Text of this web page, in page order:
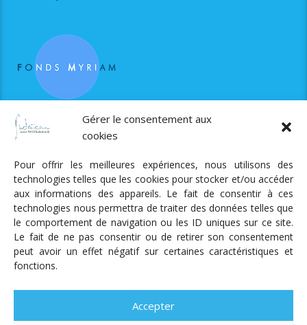
Gérer le consentement aux
cookies
Pour offrir les meilleures expériences, nous utilisons des
technologies telles que les cookies pour stocker et/ou accéder
aux informations des appareils. Le fait de consentir à ces
technologies nous permettra de traiter des données telles que
le comportement de navigation ou les ID uniques sur ce site.
Le fait de ne pas consentir ou de retirer son consentement
peut avoir un effet négatif sur certaines caractéristiques et
fonctions.
Accepter
Radio Judaica Strasbourg
Tous droits réservés
RADIO JUDAÏCA
ÉMISSIONS ET GRILLE DES PROGRAMMES
PODCASTS
UN DON
ADHÉRER MENTIONS LÉGALES
RÉAL.